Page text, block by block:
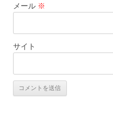
メール ※
サイト